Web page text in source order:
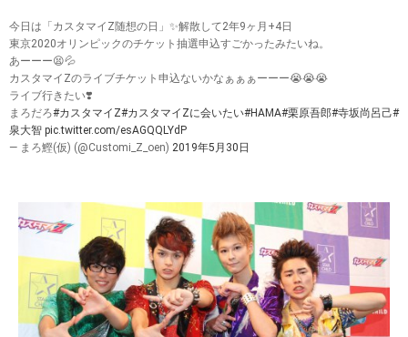
今日は「カスタマイZ随想の日」✨解散して2年9ヶ月+4日
東京2020オリンピックのチケット抽選申込すごかったみたいね。
あーーー😫💦
カスタマイZのライブチケット申込ないかなぁぁぁーーー😭😭😭
ライブ行きたい❣️
まろだろ#カスタマイZ#カスタマイZに会いたい#HAMA#栗原吾郎#寺坂尚呂己#
泉大智 pic.twitter.com/esAGQQLYdP
— まろ鰹(仮) (@Customi_Z_oen) 2019年5月30日